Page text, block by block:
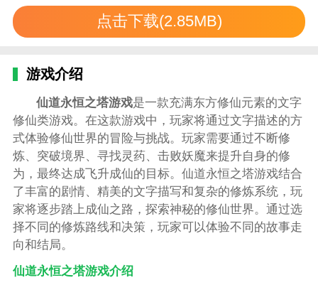
点击下载(2.85MB)
游戏介绍
仙道永恒之塔游戏是一款充满东方修仙元素的文字
修仙类游戏。在这款游戏中，玩家将通过文字描述的方
式体验修仙世界的冒险与挑战。玩家需要通过不断修
炼、突破境界、寻找灵药、击败妖魔来提升自身的修
为，最终达成飞升成仙的目标。仙道永恒之塔游戏结合
了丰富的剧情、精美的文字描写和复杂的修炼系统，玩
家将逐步踏上成仙之路，探索神秘的修仙世界。通过选
择不同的修炼路线和决策，玩家可以体验不同的故事走
向和结局。
仙道永恒之塔游戏介绍